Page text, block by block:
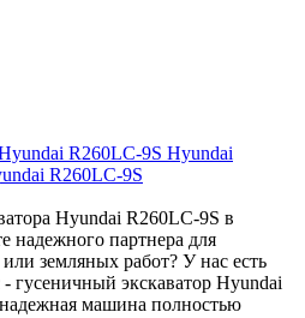
R260LC-9S
Hyundai R260LC-9S в
надежного партнера для
земляных работ? У нас есть
гусеничный экскаватор Hyundai
машина полностью